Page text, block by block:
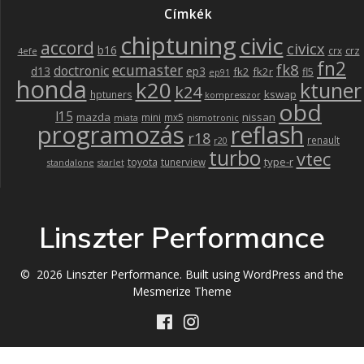
Címkék
4efe accord b16 chiptuningcivic civicx crx crz
d13 doctronicecumaster ep3 ep91 fk2 fk2r fk8 fl5 fn2
honda hptuners k20 k24 kompresszor kswap ktuner
l15 mazda miata mini mx5 nismotronic nissan obd
programozás r18 r20 reflash renault
standalone starlet toyota tunerview turbo type-r vtec
Linszter Performance
© 2026 Linszter Performance. Built using WordPress and the
Mesmerize Theme